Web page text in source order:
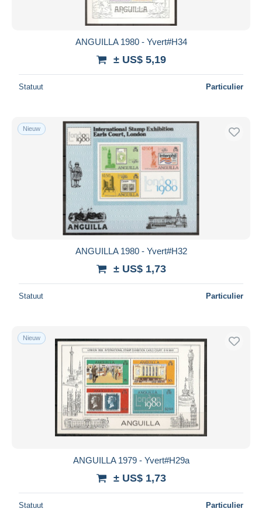
ANGUILLA 1980 - Yvert#H34
± US$ 5,19
Statuut Particulier
Nieuw
ANGUILLA 1980 - Yvert#H32
± US$ 1,73
Statuut Particulier
Nieuw
ANGUILLA 1979 - Yvert#H29a
± US$ 1,73
Statuut Particulier